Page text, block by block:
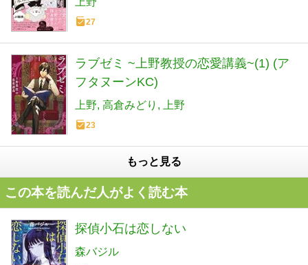
27
ラブゼミ ~上野教授の恋愛講義~(1) (ア
フタヌーンKC)
上野 高倉みどり 上野
23
もっと見る
この本を読んだ人がよく読む本
探偵小石は恋しない
森バジル